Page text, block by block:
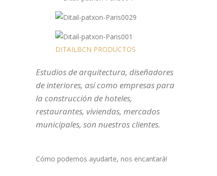
DITAILBCN PRODUCTOS
Estudios de arquitectura, diseñadores
de interiores, así como empresas para
la construcción de hoteles,
restaurantes, viviendas, mercados
municipales, son nuestros clientes.
Cómo podemos ayudarte, nos encantará!